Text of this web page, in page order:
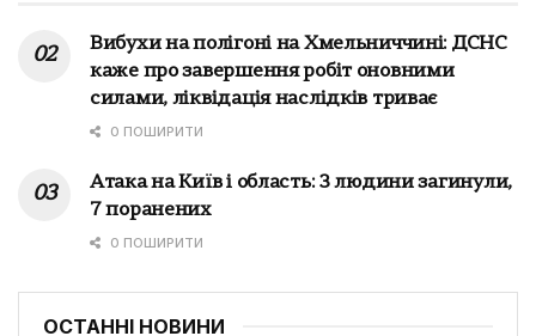
Вибухи на полігоні на Хмельниччині: ДСНС
каже про завершення робіт оновними
силами, ліквідація наслідків триває
0 ПОШИРИТИ
Атака на Київ і область: 3 людини загинули,
7 поранених
0 ПОШИРИТИ
ОСТАННІ НОВИНИ